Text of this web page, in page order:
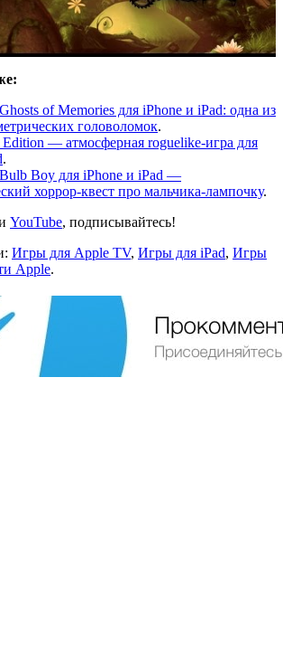
of Memories для iPhone и iPad: одна из
головоломок.
— атмосферная roguelike-игра для
.
Boy для iPhone и iPad —
хоррор-квест про мальчика-лампочку.
YouTube, подписывайтесь!
Игры для Apple TV, Игры для iPad, Игры
Apple.